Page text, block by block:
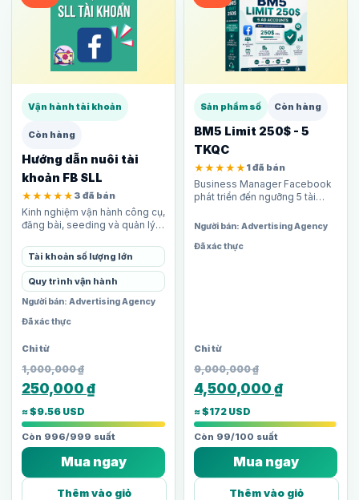
Vận hành tài khoản
Còn hàng
Hướng dẫn nuôi tài
khoản FB SLL
★★★★★ 3 đã bán
Kinh nghiệm vận hành công cụ,
đăng bài, seeding và quản lý
Tài khoản số lượng lớn
Quy trình vận hành
Người bán: Advertising Agency
Đã xác thực
1,000,000₫
250,000 ₫
≈ $9.56 USD
Còn 996/999 suất
Mua ngay
Thêm vào giỏ
Sản phẩm số Còn hàng
BM5 Limit 250$ - 5
TKQC
★★★★★ 1 đã bán
Business Manager Facebook
phát triển đến ngưỡng 5 tài
tiêu 250$/ngày mỗi TKQC. Phù
hợp cho media buyer và
agency…
Người bán: Advertising Agency
Đã xác thực
9,000,000₫
4,500,000 ₫
≈ $172 USD
Còn 99/100 suất
Mua ngay
Thêm vào giỏ